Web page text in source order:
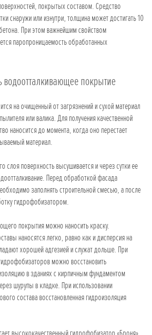
покрытых составом. Средство
снаружи или изнутри, толщина может достигать 10
При этом важнейшим свойством
паропроницаемость обработанных
водоотталкивающее покрытие
на очищенный от загрязнений и сухой материал
или валика. Для получения качественной
наносится до момента, когда оно перестает
материал.
слоя поверхность высушивается и через сутки ее
Перед обработкой фасада
заполнять строительной смесью, а после
гидрофобизатором.
покрытия можно наносить краску.
наносятся легко, равно как и дисперсия на
хорошей адгезией и служат дольше. При
можно восстановить
в зданиях с кирпичным фундаментом
шурупы в кладке. При использовании
состава восстановленная гидроизоляция